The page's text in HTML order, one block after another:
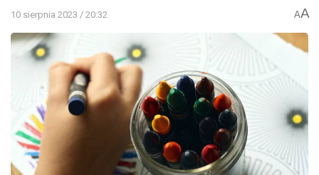
10 sierpnia 2023 / 20:32 AA